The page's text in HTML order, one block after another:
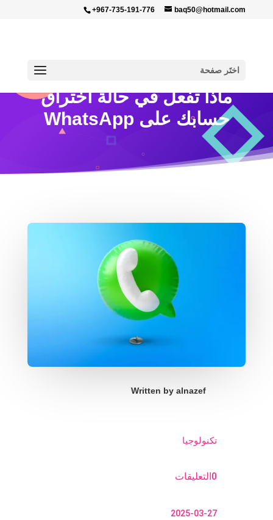
+967-735-191-776 baq50@hotmail.com
اختَر صفحة
ماذا تفعل في حالة اختراق
حسابك على WhatsApp
Written byalnazef
تكنولوجيا
0التعليقات
2025-03-27